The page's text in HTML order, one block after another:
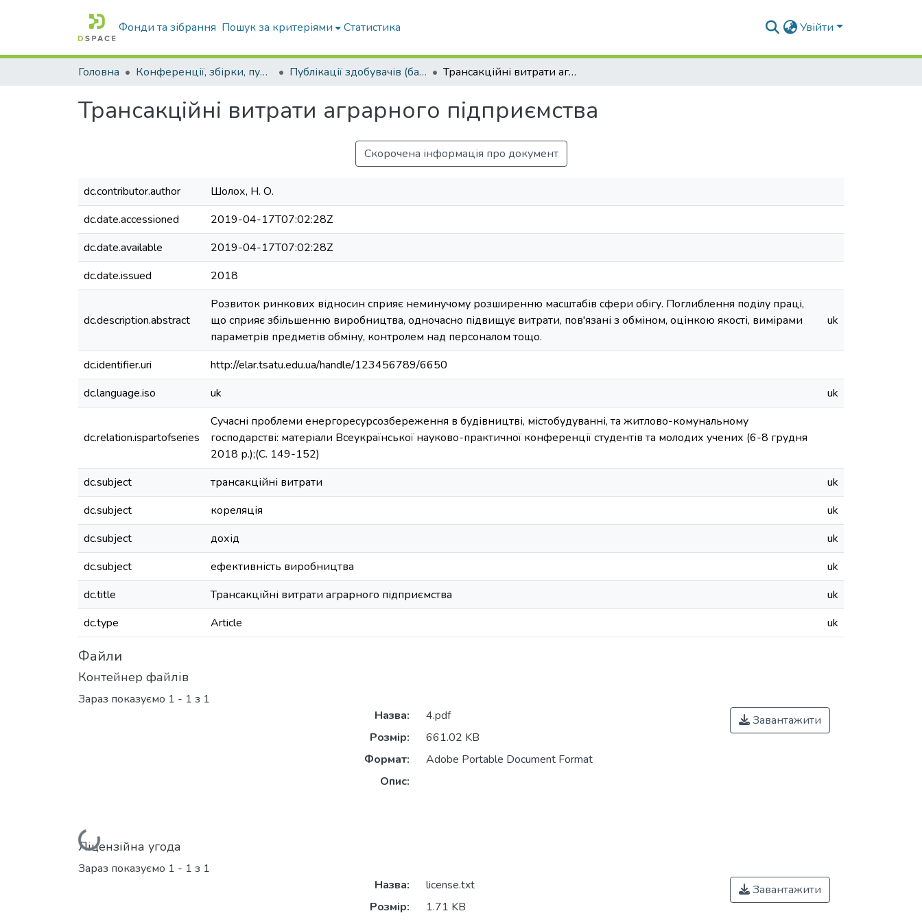
Фонди та зібрання Пошук за критеріями Статистика Увійти
Головна Конференції, збірки, публікації молодих вчених і здобувачів : магістрів, бакалаврів, аспірантів. Публікації здобувачів (бакалаврів. магістрів, аспірантів) Трансакційні витрати аграрного підприємства
Трансакційні витрати аграрного підприємства
Скорочена інформація про документ
dc.contributor.author
Шолох, Н. О.
dc.date.accessioned
2019-04-17T07:02:28Z
dc.date.available
2019-04-17T07:02:28Z
dc.date.issued
2018
dc.description.abstract
Розвиток ринкових відносин сприяє неминучому розширенню масштабів сфери обігу. Поглиблення поділу праці,
що сприяє збільшенню виробництва, одночасно підвищує витрати, пов'язані з обміном, оцінкою якості, вимірами
параметрів предметів обміну, контролем над персоналом тощо.
uk
dc.identifier.uri
http://elar.tsatu.edu.ua/handle/123456789/6650
dc.language.iso
uk uk
dc.relation.ispartofseries
Сучасні проблеми енергоресурсозбереження в будівництві, містобудуванні, та житлово-комунальному
господарстві: матеріали Всеукраїнської науково-практичної конференції студентів та молодих учених (6-8 грудня
2018 р.);(С. 149-152)
dc.subject
трансакційні витрати
uk
dc.subject
кореляція
uk
dc.subject
дохід
uk
dc.subject
ефективність виробництва
uk
dc.title
Трансакційні витрати аграрного підприємства
uk
dc.type
Article uk
Файли
Контейнер файлів
Зараз показуємо 1 - 1 з 1
Вантажиться...
Назва:
4.pdf
Розмір:
661.02 KB
Формат:
Adobe Portable Document Format
Опис:
Завантажити
Ліцензійна угода
Зараз показуємо 1 - 1 з 1
Назва:
license.txt
Розмір:
1.71 KB
Завантажити